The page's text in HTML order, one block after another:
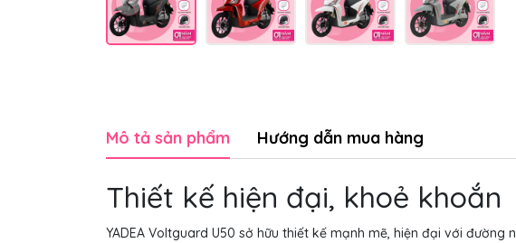
Mô tả sản phẩm Hướng dẫn mua hàng
Thiết kế hiện đại, khoẻ khoắn
YADEA Voltguard U50 sở hữu thiết kế mạnh mẽ, hiện đại với